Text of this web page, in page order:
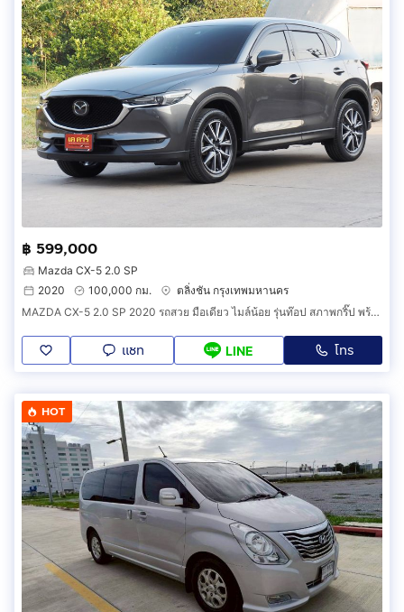
฿ 599,000
Mazda CX-5 2.0 SP
2020
100,000 กม.
ตลิ่งชัน กรุงเทพมหานคร
MAZDA CX-5 2.0 SP 2020 รถสวย มือเดียว ไมล์น้อย รุ่นท๊อป สภาพกริ๊ป พร้อมใช้งาน
แชท LINE โทร
HOT